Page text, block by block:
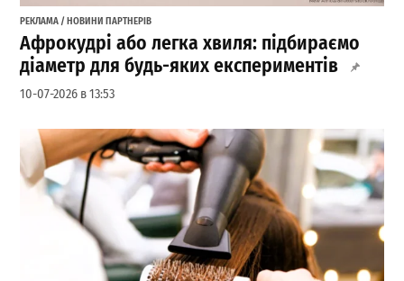
РЕКЛАМА / НОВИНИ ПАРТНЕРІВ
Афрокудрі або легка хвиля: підбираємо
діаметр для будь-яких експериментів
10-07-2026 в 13:53